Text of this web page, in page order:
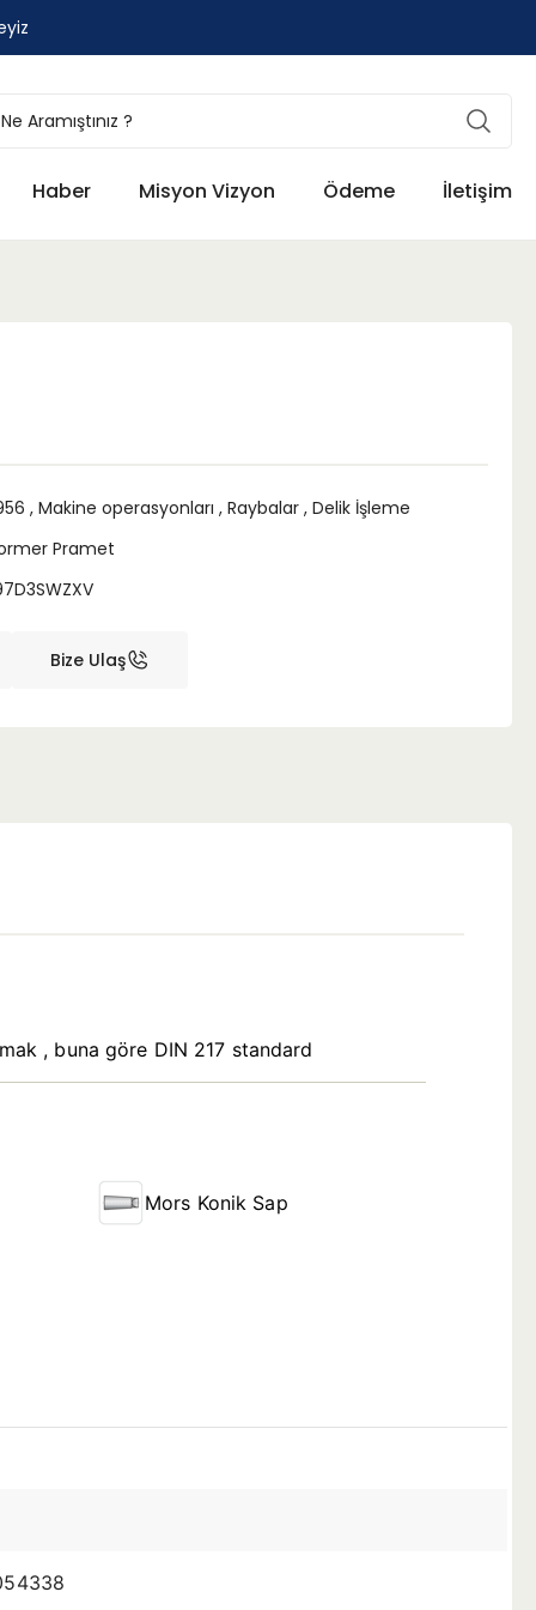
Haber Misyon Vizyon Ödeme İletişim
, Makine operasyonları , Raybalar , Delik İşleme
Pramet
Bize Ulaş
, buna göre DIN 217 standard
Mors Konik Sap